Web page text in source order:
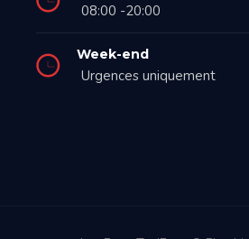
08:00 -20:00
Week-end
Urgences uniquement